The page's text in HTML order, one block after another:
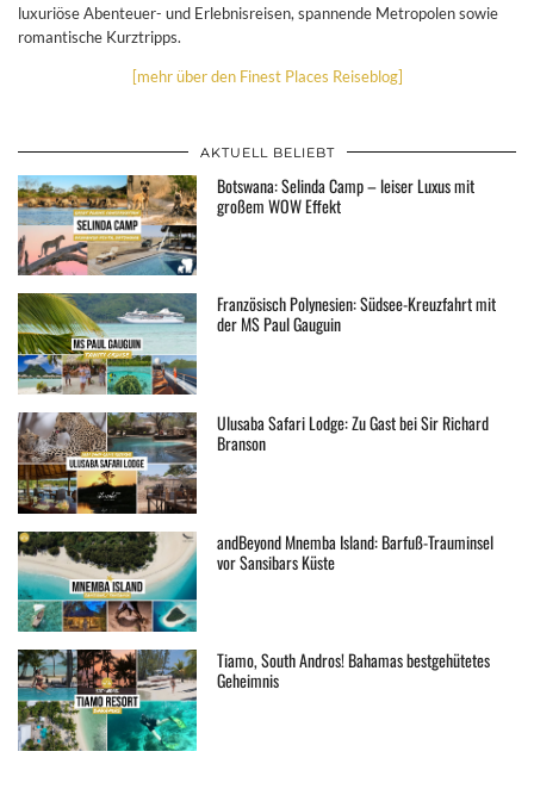
luxuriöse Abenteuer- und Erlebnisreisen, spannende Metropolen sowie
romantische Kurztripps.
[mehr über den Finest Places Reiseblog]
AKTUELL BELIEBT
Botswana: Selinda Camp – leiser Luxus mit
großem WOW Effekt
Französisch Polynesien: Südsee-Kreuzfahrt mit
der MS Paul Gauguin
Ulusaba Safari Lodge: Zu Gast bei Sir Richard
Branson
andBeyond Mnemba Island: Barfuß-Trauminsel
vor Sansibars Küste
Tiamo, South Andros! Bahamas bestgehütetes
Geheimnis